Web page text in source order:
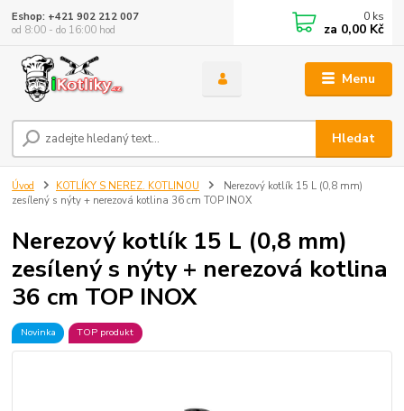
Menu
Hledat
Eshop: +421 902 212 007
od 8:00 - do 16:00 hod
0 ks
za 0,00 Kč
Úvod KOTLÍKY S NEREZ. KOTLINOU
Nerezový kotlík 15 L (0,8 mm)
zesílený s nýty + nerezová kotlina 36 cm TOP INOX
Nerezový kotlík 15 L (0,8 mm)
zesílený s nýty + nerezová kotlina
36 cm TOP INOX
Novinka TOP produkt